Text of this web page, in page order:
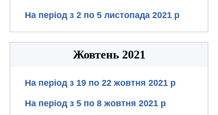
На період з 2 по 5 листопада 2021 р
Жовтень 2021
На період з 19 по 22 жовтня 2021 р
На період з 5 по 8 жовтня 2021 р